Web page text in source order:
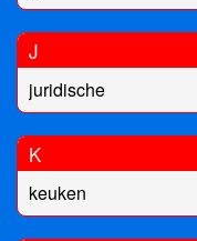
J
juridische
K
keuken